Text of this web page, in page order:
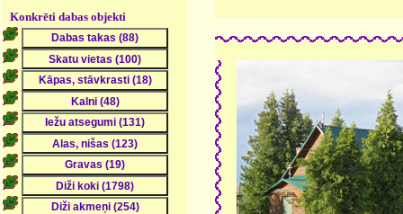
Konkrēti dabas objekti